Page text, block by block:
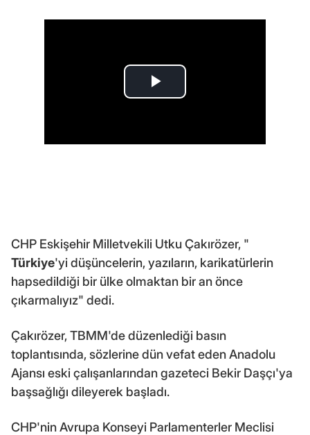
CHP Eskişehir Milletvekili Utku Çakırözer, "
Türkiye'yi düşüncelerin, yazıların, karikatürlerin
hapsedildiği bir ülke olmaktan bir an önce
çıkarmalıyız" dedi.
Çakırözer, TBMM'de düzenlediği basın
toplantısında, sözlerine dün vefat eden Anadolu
Ajansı eski çalışanlarından gazeteci Bekir Daşçı'ya
başsağlığı dileyerek başladı.
CHP'nin Avrupa Konseyi Parlamenterler Meclisi